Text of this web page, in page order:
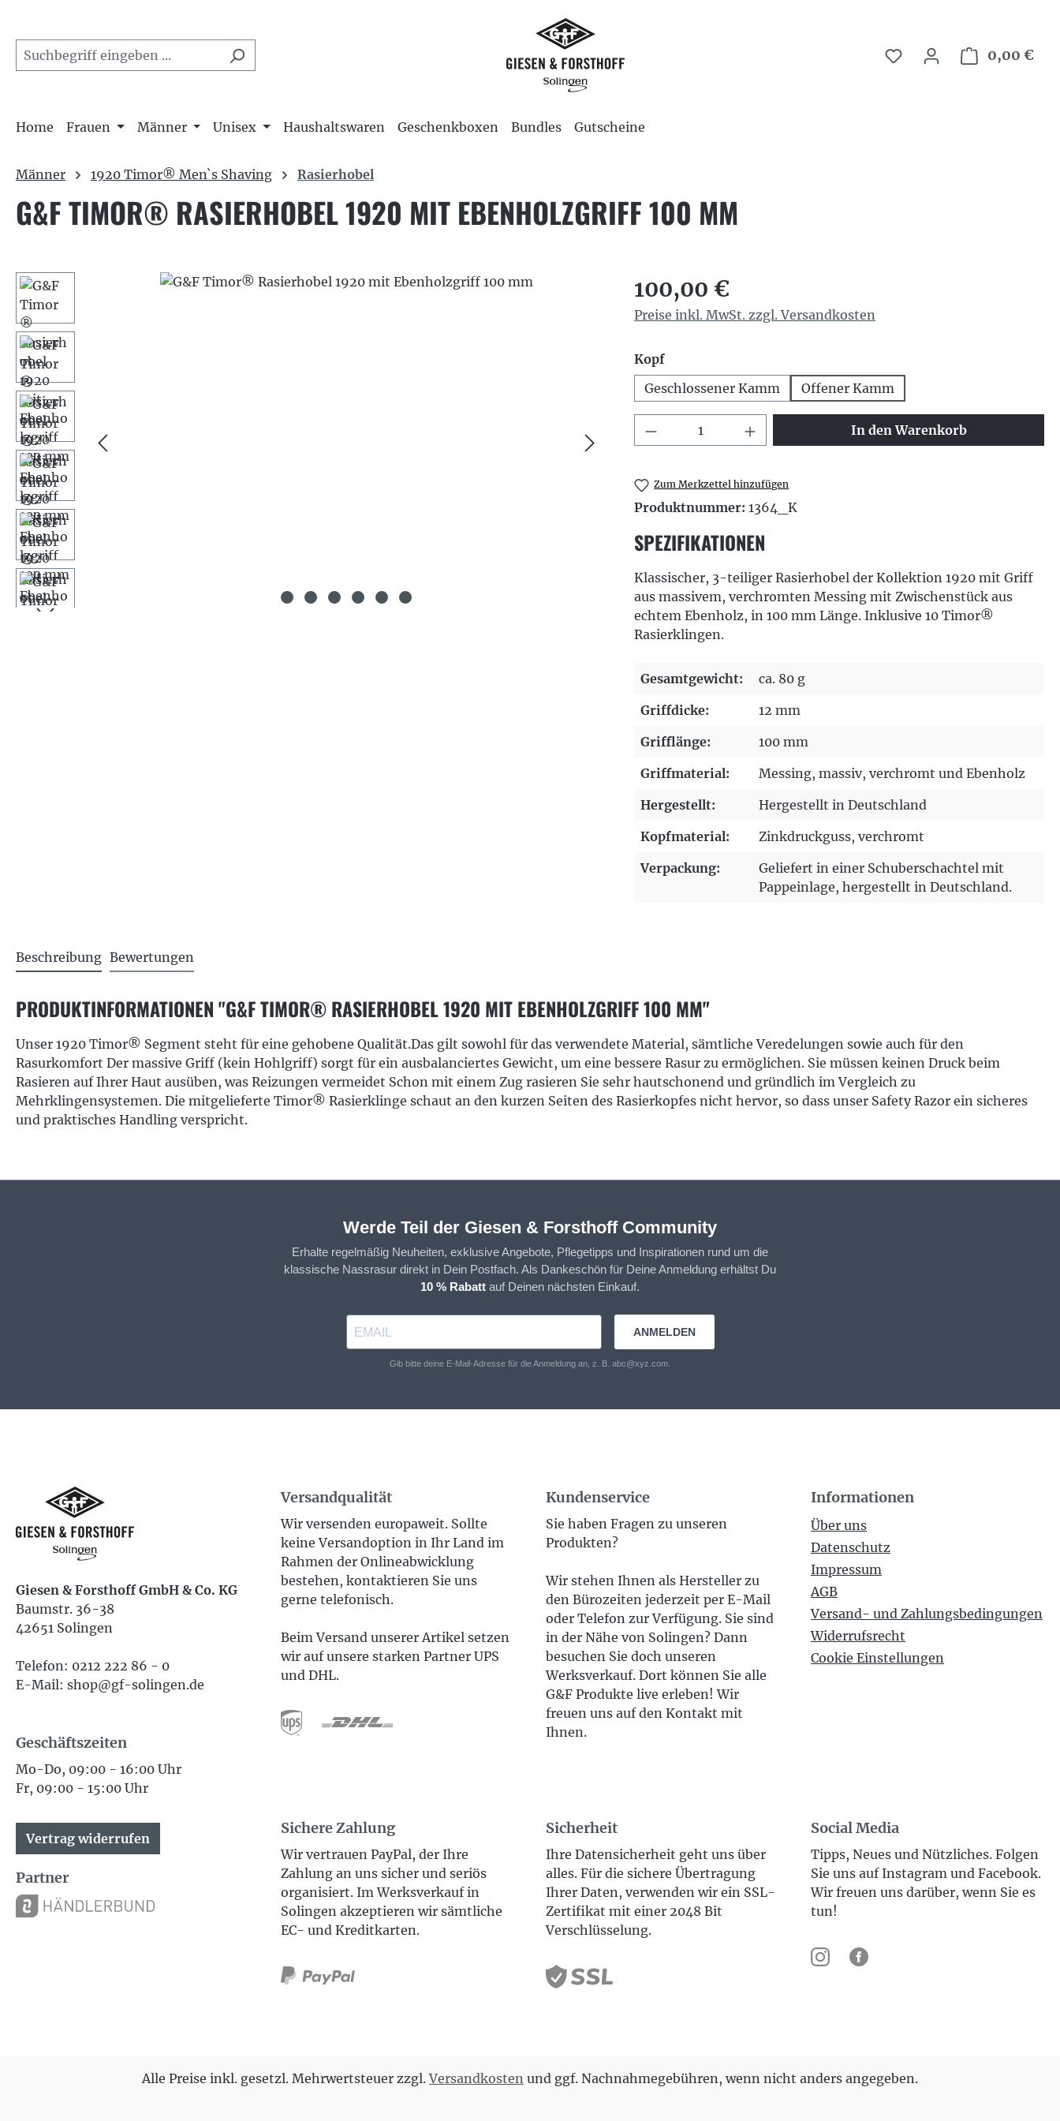
0,00 €
Home Frauen Männer Unisex Haushaltswaren Geschenkboxen Bundles Gutscheine
Männer 1920 Timor® Men`s Shaving Rasierhobel
G&F TIMOR® RASIERHOBEL 1920 MIT EBENHOLZGRIFF 100 MM
Bildergalerie überspringen Regulärer Preis:
100,00 €
Preise inkl. MwSt. zzgl. Versandkosten
Kopfauswählen
Geschlossener Kamm
Offener Kamm
Produkt Anzahl: Gib den gewünschten
In den Warenkorb
Zum Merkzettel hinzufügen
Produktnummer: 1364_K
SPEZIFIKATIONEN
Klassischer, 3-teiliger Rasierhobel der Kollektion 1920 mit Griff
aus massivem, verchromten Messing mit Zwischenstück aus
echtem Ebenholz, in 100 mm Länge. Inklusive 10 Timor®
Rasierklingen.
Gesamtgewicht:
ca. 80 g
Griffdicke:
12 mm
Grifflänge:
100 mm
Griffmaterial:
Messing, massiv, verchromt und Ebenholz
Hergestellt:
Hergestellt in Deutschland
Kopfmaterial:
Zinkdruckguss, verchromt
Verpackung:
Geliefert in einer Schuberschachtel mit
Pappeinlage, hergestellt in Deutschland.
Beschreibung Bewertungen
PRODUKTINFORMATIONEN "G&F TIMOR® RASIERHOBEL 1920 MIT EBENHOLZGRIFF 100 MM"
Unser 1920 Timor® Segment steht für eine gehobene Qualität.Das gilt sowohl für das verwendete Material, sämtliche Veredelungen sowie auch für den
Rasurkomfort Der massive Griff (kein Hohlgriff) sorgt für ein ausbalanciertes Gewicht, um eine bessere Rasur zu ermöglichen. Sie müssen keinen Druck beim
Rasieren auf Ihrer Haut ausüben, was Reizungen vermeidet Schon mit einem Zug rasieren Sie sehr hautschonend und gründlich im Vergleich zu
Mehrklingensystemen. Die mitgelieferte Timor® Rasierklinge schaut an den kurzen Seiten des Rasierkopfes nicht hervor, so dass unser Safety Razor ein sicheres
und praktisches Handling verspricht.
Werde Teil der Giesen & Forsthoff Community
Erhalte regelmäßig Neuheiten, exklusive Angebote, Pflegetipps und Inspirationen rund um die
klassische Nassrasur direkt in Dein Postfach. Als Dankeschön für Deine Anmeldung erhältst Du
10 % Rabatt auf Deinen nächsten Einkauf.
ANMELDEN
Gib bitte deine E-Mail-Adresse für die Anmeldung an, z. B. abc@xyz.com.
Giesen & Forsthoff GmbH & Co. KG
Baumstr. 36-38
42651 Solingen
Telefon: 0212 222 86 - 0
E-Mail: shop@gf-solingen.de
Geschäftszeiten
Mo-Do, 09:00 - 16:00 Uhr
Fr, 09:00 - 15:00 Uhr
Vertrag widerrufen
Partner
Versandqualität
Wir versenden europaweit. Sollte
keine Versandoption in Ihr Land im
Rahmen der Onlineabwicklung
bestehen, kontaktieren Sie uns
gerne telefonisch.
Beim Versand unserer Artikel setzen
wir auf unsere starken Partner UPS
und DHL.
Kundenservice
Sie haben Fragen zu unseren
Produkten?
Wir stehen Ihnen als Hersteller zu
den Bürozeiten jederzeit per E-Mail
oder Telefon zur Verfügung. Sie sind
in der Nähe von Solingen? Dann
besuchen Sie doch unseren
Werksverkauf. Dort können Sie alle
G&F Produkte live erleben! Wir
freuen uns auf den Kontakt mit
Ihnen.
Informationen
Über uns
Datenschutz
Impressum
AGB
Versand- und Zahlungsbedingungen
Widerrufsrecht
Cookie Einstellungen
Sichere Zahlung
Wir vertrauen PayPal, der Ihre
Zahlung an uns sicher und seriös
organisiert. Im Werksverkauf in
Solingen akzeptieren wir sämtliche
EC- und Kreditkarten.
Sicherheit
Ihre Datensicherheit geht uns über
alles. Für die sichere Übertragung
Ihrer Daten, verwenden wir ein SSL-
Zertifikat mit einer 2048 Bit
Verschlüsselung.
Social Media
Tipps, Neues und Nützliches. Folgen
Sie uns auf Instagram und Facebook.
Wir freuen uns darüber, wenn Sie es
tun!
Alle Preise inkl. gesetzl. Mehrwertsteuer zzgl.Versandkosten und ggf. Nachnahmegebühren, wenn nicht anders angegeben.